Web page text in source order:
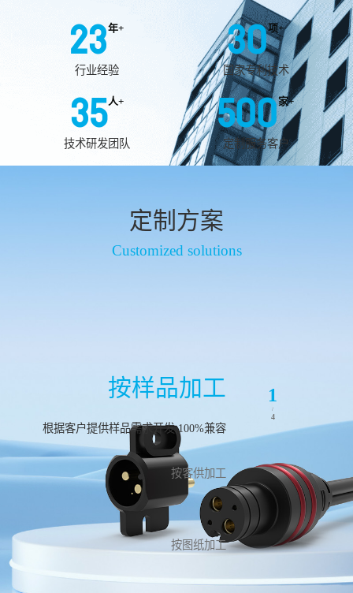
23年+
行业经验 30项+
国家专利技术
35人+
技术研发团队 500家+
定制服务客户
1
/
4
按样品加工
根据客户提供样品需求开发,100%兼容
按客供加工
按图纸加工
定制方案
Customized solutions